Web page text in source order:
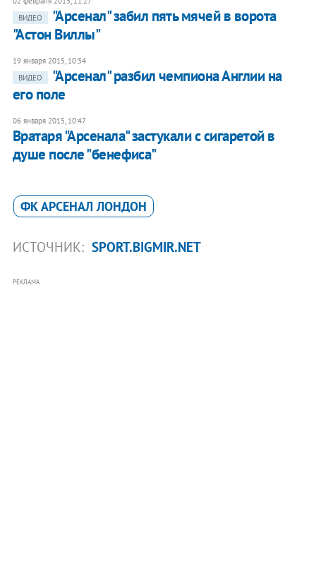
ВИДЕО
"Арсенал" забил пять мячей в ворота
"Астон Виллы"
19 января 2015, 10:34
ВИДЕО
"Арсенал" разбил чемпиона Англии на
его поле
06 января 2015, 10:47
Вратаря "Арсенала" застукали с сигаретой в
душе после "бенефиса"
ФК АРСЕНАЛ ЛОНДОН
ИСТОЧНИК: SPORT.BIGMIR.NET
РЕКЛАМА